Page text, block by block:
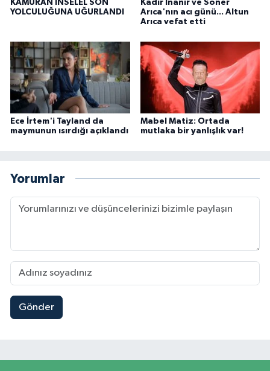
KAMURAN İNSELEL SON
YOLCULUĞUNA UĞURLANDI
Kadir İnanır ve Soner
Arıca'nın acı günü... Altun
Arıca vefat etti
Ece İrtem'i Tayland da
maymunun ısırdığı açıklandı
Mabel Matiz: Ortada
mutlaka bir yanlışlık var!
Yorumlar
Gönder